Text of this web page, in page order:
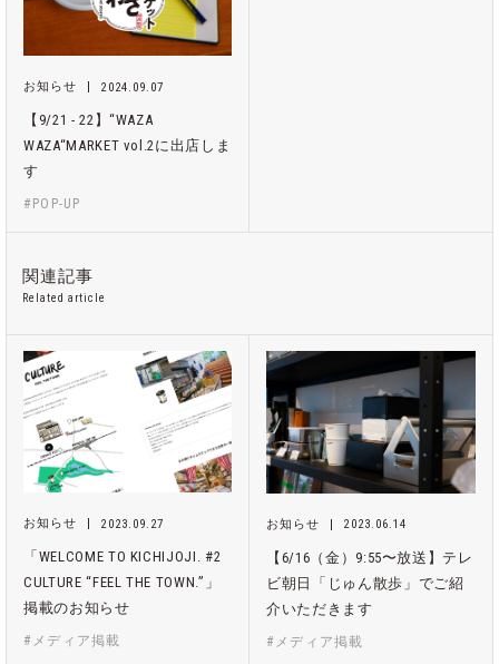
お知らせ 2024.09.07
【9/21 - 22】“WAZA
WAZA“MARKET vol.2に出店しま
す
#POP-UP
関連記事
Related article
お知らせ 2023.09.27
「WELCOME TO KICHIJOJI. #2
CULTURE “FEEL THE TOWN.”」
掲載のお知らせ
#メディア掲載
お知らせ 2023.06.14
【6/16（金）9:55〜放送】テレ
ビ朝日「じゅん散歩」でご紹
介いただきます
#メディア掲載